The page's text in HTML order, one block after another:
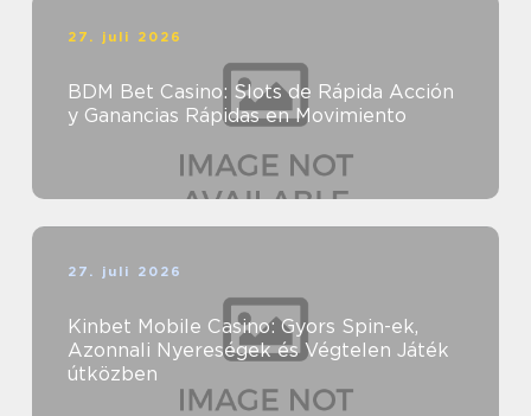
27. juli 2026
BDM Bet Casino: Slots de Rápida Acción
y Ganancias Rápidas en Movimiento
27. juli 2026
Kinbet Mobile Casino: Gyors Spin-ek,
Azonnali Nyereségek és Végtelen Játék
útközben